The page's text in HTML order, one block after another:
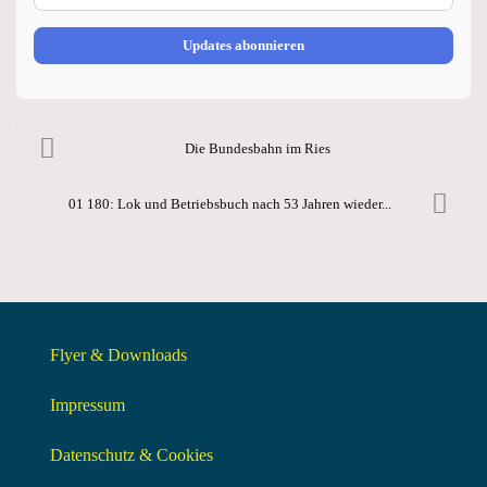
Updates abonnieren
Die Bundesbahn im Ries
01 180: Lok und Betriebsbuch nach 53 Jahren wieder...
Flyer & Downloads
Impressum
Datenschutz & Cookies